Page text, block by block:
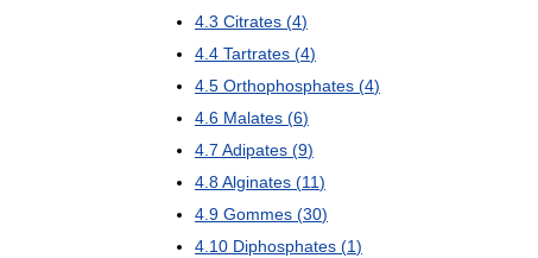
4 3 Citrates (4)
4 4 Tartrates (4)
4 5 Orthophosphates (4)
4 6 Malates (6)
4 7 Adipates (9)
4 8Alginates (11)
4 9 Gommes (30)
4 10 Diphosphates (1)